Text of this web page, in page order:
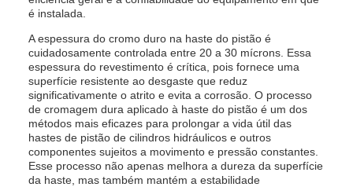
é instalada.
A espessura do cromo duro na haste do pistão é
cuidadosamente controlada entre 20 a 30 mícrons. Essa
espessura do revestimento é crítica, pois fornece uma
superfície resistente ao desgaste que reduz
significativamente o atrito e evita a corrosão. O processo
de cromagem dura aplicado à haste do pistão é um dos
métodos mais eficazes para prolongar a vida útil das
hastes de pistão de cilindros hidráulicos e outros
componentes sujeitos a movimento e pressão constantes.
Esse processo não apenas melhora a dureza da superfície
da haste, mas também mantém a estabilidade